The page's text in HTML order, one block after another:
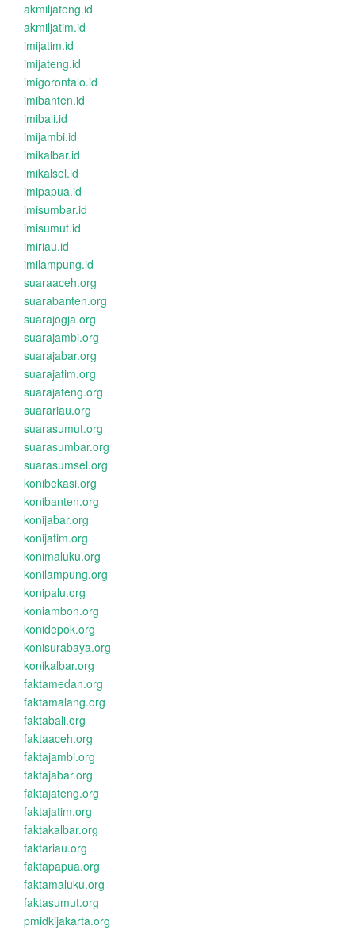
akmiljateng.id
akmiljatim.id
imijatim.id
imijateng.id
imigorontalo.id
imibanten.id
imibali.id
imijambi.id
imikalbar.id
imikalsel.id
imipapua.id
imisumbar.id
imisumut.id
imiriau.id
imilampung.id
suaraaceh.org
suarabanten.org
suarajogja.org
suarajambi.org
suarajabar.org
suarajatim.org
suarajateng.org
suarariau.org
suarasumut.org
suarasumbar.org
suarasumsel.org
konibekasi.org
konibanten.org
konijabar.org
konijatim.org
konimaluku.org
konilampung.org
konipalu.org
koniambon.org
konidepok.org
konisurabaya.org
konikalbar.org
faktamedan.org
faktamalang.org
faktabali.org
faktaaceh.org
faktajambi.org
faktajabar.org
faktajateng.org
faktajatim.org
faktakalbar.org
faktariau.org
faktapapua.org
faktamaluku.org
faktasumut.org
pmidkijakarta.org